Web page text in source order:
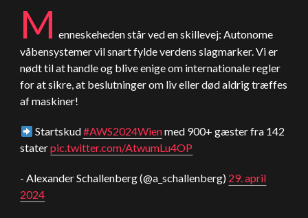
M enneskeheden står ved en skillevej: Autonome
våbensystemer vil snart fylde verdens slagmarker. Vi er
nødt til at handle og blive enige om internationale regler
for at sikre, at beslutninger om liv eller død aldrig træffes
af maskiner!
Startskud#AWS2024Wienmed 900+ gæster fra 142
staterpic.twitter.com/AtwumLu4OP
- Alexander Schallenberg (@a_schallenberg) 29. april
2024